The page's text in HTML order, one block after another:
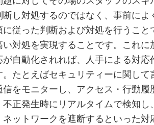
断し対処するのではなく、事前に
に従った判断および対処を行うこ
い対処を実現することです。これ
が自動化されれば、人手による対
。たとえばセキュリティーに関し
信をモニターし、アクセス・行動
不正発生時にリアルタイムで検知
ネットワークを遮断するといった